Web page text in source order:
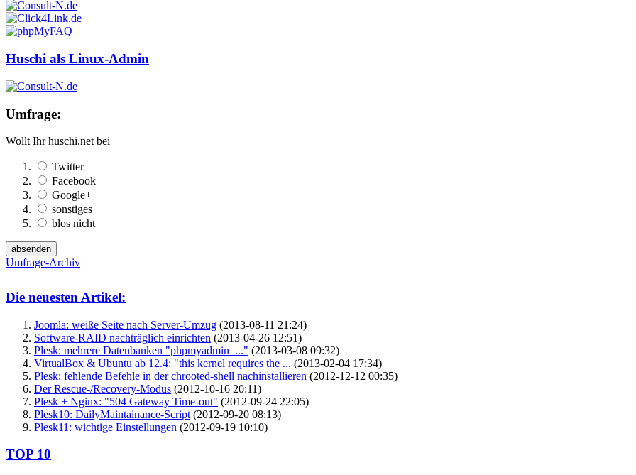
Huschi als Linux-Admin
Umfrage:
Wollt Ihr huschi.net bei
Twitter
Facebook
Google+
sonstiges
blos nicht
Umfrage-Archiv
Die neuesten Artikel:
Joomla: weiße Seite nach Server-Umzug (2013-08-11 21:24)
Software-RAID nachträglich einrichten (2013-04-26 12:51)
Plesk: mehrere Datenbanken "phpmyadmin_..." (2013-03-08 09:32)
VirtualBox & Ubuntu ab 12.4: "this kernel requires the ... (2013-02-04 17:34)
Plesk: fehlende Befehle in der chrooted-shell nachinstallieren (2012-12-12 00:35)
Der Rescue-/Recovery-Modus (2012-10-16 20:11)
Plesk + Nginx: "504 Gateway Time-out" (2012-09-24 22:05)
Plesk10: DailyMaintainance-Script (2012-09-20 08:13)
Plesk11: wichtige Einstellungen (2012-09-19 10:10)
TOP 10